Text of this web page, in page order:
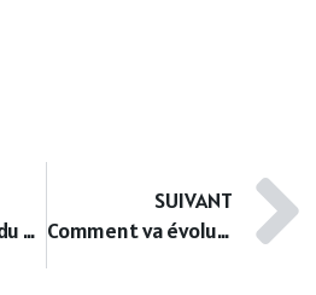
La Promenade du Paillon ou « Coulée verte »
SUIVANT
Comment va évoluer le marché immobilier français en 2023 ?